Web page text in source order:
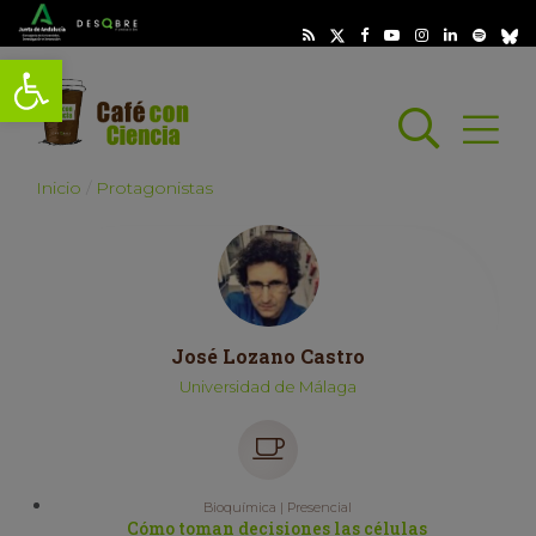
Abrir barra de herramientas
Abrir
Inicio Protagonistas
José Lozano Castro
Universidad de Málaga
Bioquímica | Presencial
Cómo toman decisiones las células